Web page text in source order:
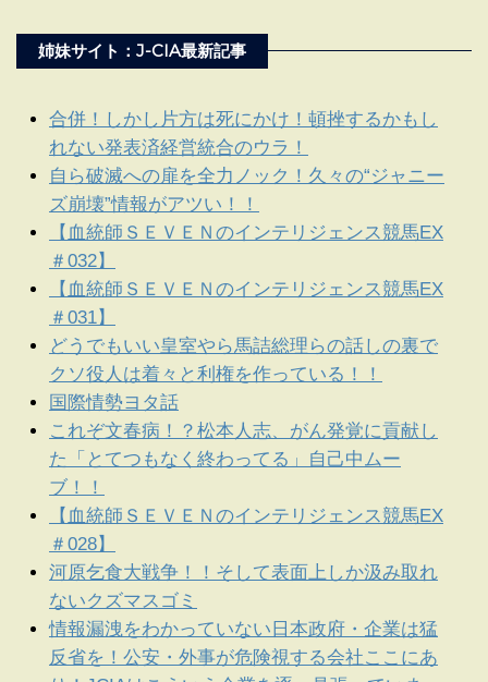
姉妹サイト：J-CIA最新記事
合併！しかし片方は死にかけ！頓挫するかもし
れない発表済経営統合のウラ！
自ら破滅への扉を全力ノック！久々の“ジャニー
ズ崩壊”情報がアツい！！
【血統師ＳＥＶＥＮのインテリジェンス競馬EX
＃032】
【血統師ＳＥＶＥＮのインテリジェンス競馬EX
＃031】
どうでもいい皇室やら馬詰総理らの話しの裏で
クソ役人は着々と利権を作っている！！
国際情勢ヨタ話
これぞ文春病！？松本人志、がん発覚に貢献し
た「とてつもなく終わってる」自己中ムー
ブ！！
【血統師ＳＥＶＥＮのインテリジェンス競馬EX
＃028】
河原乞食大戦争！！そして表面上しか汲み取れ
ないクズマスゴミ
情報漏洩をわかっていない日本政府・企業は猛
反省を！公安・外事が危険視する会社ここにあ